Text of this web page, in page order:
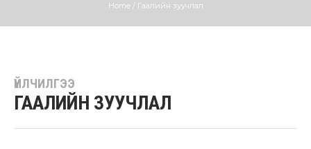
Home / Гаалийн зуучлал
ҮЙЛЧИЛГЭЭ
ГААЛИЙН ЗУУЧЛАЛ